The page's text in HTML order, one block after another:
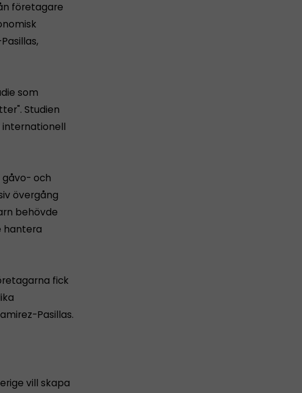
företagare
som
Studien
gåvo- och
övergång
behövde
hantera
fick
Pasillas.
vill skapa